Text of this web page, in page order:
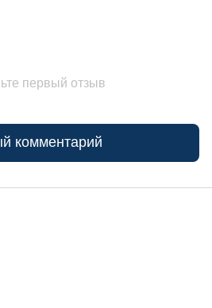
первый отзыв
комментарий